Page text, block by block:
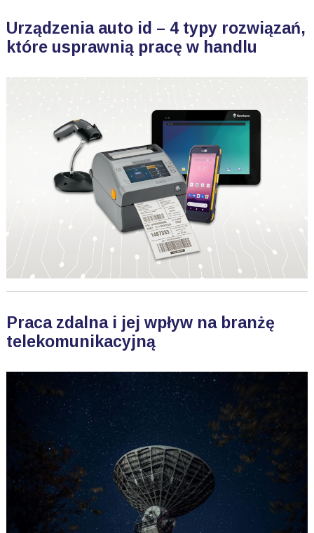
Urządzenia auto id – 4 typy rozwiązań,
które usprawnią pracę w handlu
Praca zdalna i jej wpływ na branżę
telekomunikacyjną